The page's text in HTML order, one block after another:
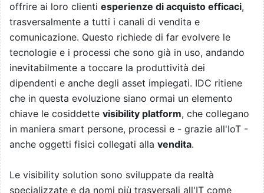
offrire ai loro clienti esperienze di acquisto efficaci,
trasversalmente a tutti i canali di vendita e
comunicazione. Questo richiede di far evolvere le
tecnologie e i processi che sono già in uso, andando
inevitabilmente a toccare la produttività dei
dipendenti e anche degli asset impiegati. IDC ritiene
che in questa evoluzione siano ormai un elemento
chiave le cosiddette visibility platform, che collegano
in maniera smart persone, processi e - grazie all'IoT -
anche oggetti fisici collegati alla vendita.
Le visibility solution sono sviluppate da realtà
specializzate e da nomi più trasversali all'IT come